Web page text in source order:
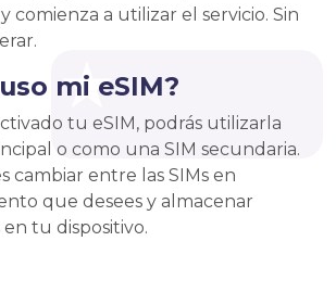
comienza a utilizar el servicio. Sin
mi eSIM?
tu eSIM, podrás utilizarla
o como una SIM secundaria.
cambiar entre las SIMs en
que desees y almacenar
tu dispositivo.